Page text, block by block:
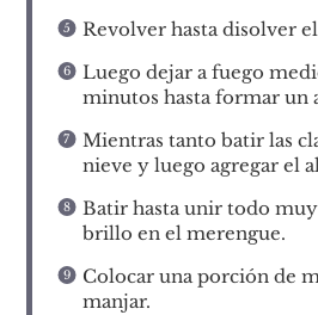
Revolver hasta disolver el
Luego dejar a fuego
minutos hasta formar un
Mientras tanto batir las
nieve y luego agregar el
Batir hasta unir todo
brillo en el merengue.
Colocar una porción de
manjar.